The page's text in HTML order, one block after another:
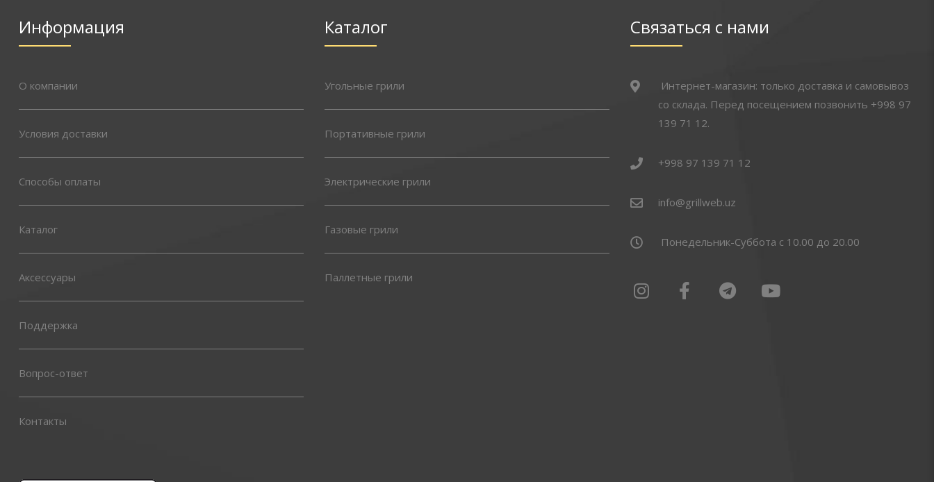
Информация
О компании
Условия доставки
Способы оплаты
Каталог
Аксессуары
Поддержка
Вопрос-ответ
Контакты
Каталог
Угольные грили
Портативные грили
Электрические грили
Газовые грили
Паллетные грили
Связаться с нами
Интернет-магазин: только доставка и самовывоз
со склада. Перед посещением позвонить +998 97
139 71 12.
+998 97 139 71 12
info@grillweb.uz
Понедельник-Суббота с 10.00 до 20.00